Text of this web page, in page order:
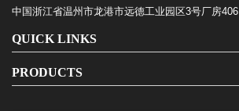
中国浙江省温州市龙港市远德工业园区3号厂房406
QUICK LINKS
PRODUCTS